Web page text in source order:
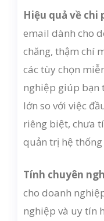
Hiệu quả về chi
email dành cho
chăng, thậm chí
các tùy chọn
nghiệp giúp bạn
lớn so với việc
riêng biệt, chưa
quản trị hệ thống
Tính chuyên
cho doanh
nghiệp và uy tín